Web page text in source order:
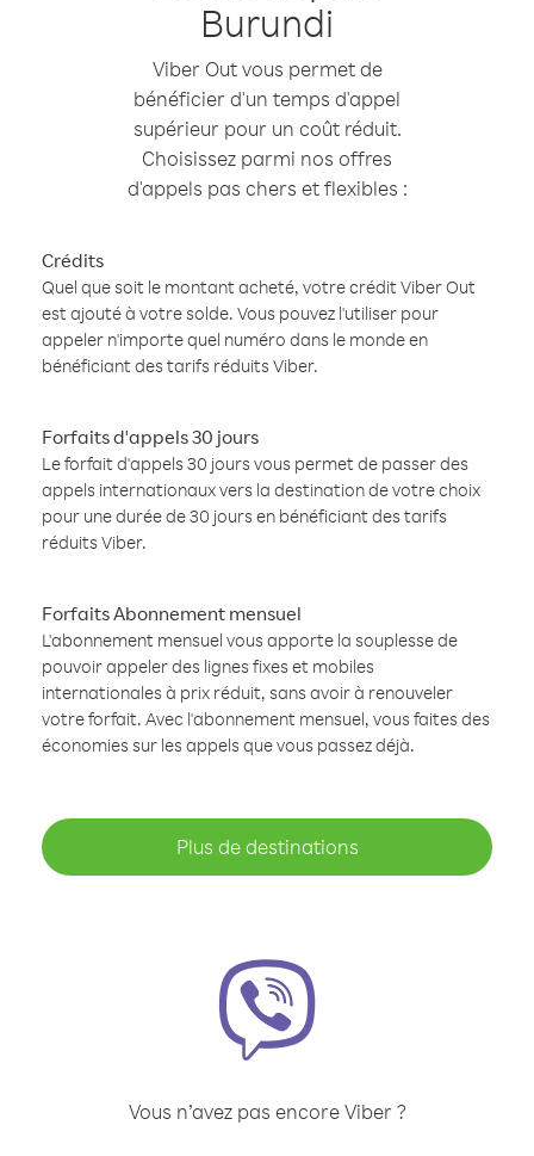
Burundi
Viber Out vous permet de
bénéficier d'un temps d'appel
supérieur pour un coût réduit.
Choisissez parmi nos offres
d'appels pas chers et flexibles :
Crédits
Quel que soit le montant acheté, votre crédit Viber Out
est ajouté à votre solde. Vous pouvez l'utiliser pour
appeler n'importe quel numéro dans le monde en
bénéficiant des tarifs réduits Viber.
Forfaits d'appels 30 jours
Le forfait d'appels 30 jours vous permet de passer des
appels internationaux vers la destination de votre choix
pour une durée de 30 jours en bénéficiant des tarifs
réduits Viber.
Forfaits Abonnement mensuel
L'abonnement mensuel vous apporte la souplesse de
pouvoir appeler des lignes fixes et mobiles
internationales à prix réduit, sans avoir à renouveler
votre forfait. Avec l'abonnement mensuel, vous faites des
économies sur les appels que vous passez déjà.
Plus de destinations
Vous n’avez pas encore Viber ?